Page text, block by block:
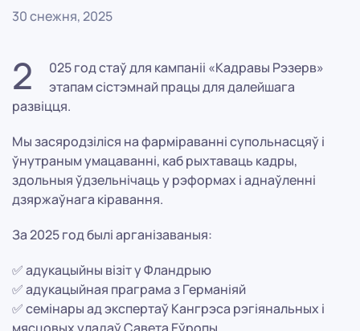
30 снежня, 2025
2
025 год стаў для кампаніі «Кадравы Рэзерв»
этапам сістэмнай працы для далейшага
развіцця.
Мы засяродзіліся на фарміраванні супольнасцяў і
ўнутраным умацаванні, каб рыхтаваць кадры,
здольныя ўдзельнічаць у рэформах і аднаўленні
дзяржаўнага кіравання.
За 2025 год былі арганізаваныя:
✅ адукацыйны візіт у Фландрыю
✅ адукацыйная праграма з Германіяй
✅ семінары ад экспертаў Кангрэса рэгіянальных і